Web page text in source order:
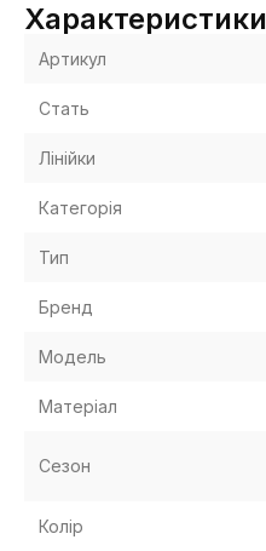
Характеристики
Артикул
Стать
Лінійки
Категорія
Тип
Бренд
Модель
Матеріал
Сезон
Колір